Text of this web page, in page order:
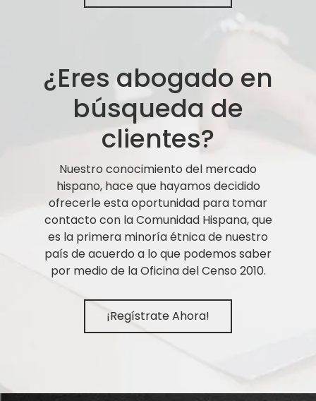
¿Eres abogado en
búsqueda de
clientes?
Nuestro conocimiento del mercado
hispano, hace que hayamos decidido
ofrecerle esta oportunidad para tomar
contacto con la Comunidad Hispana, que
es la primera minoría étnica de nuestro
país de acuerdo a lo que podemos saber
por medio de la Oficina del Censo 2010.
¡Regístrate Ahora!